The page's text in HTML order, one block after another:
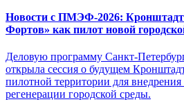
Новости с ПМЭФ-2026: Кронштадт
Фортов» как пилот новой
Деловую программу Санкт-
открыла сессия о будущем
пилотной территории для
регенерации городской среды.